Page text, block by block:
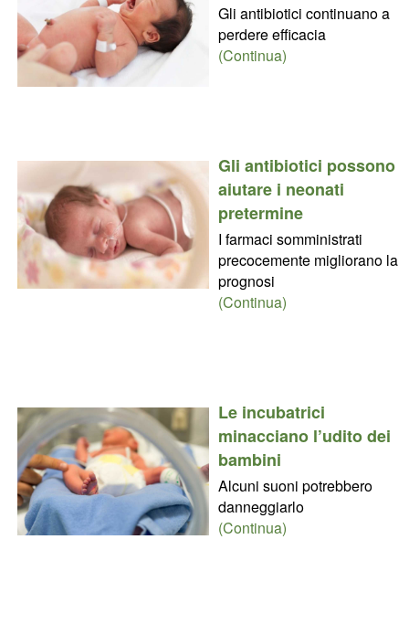
Gli antibiotici continuano a
perdere efficacia
(Continua)
Gli antibiotici possono
aiutare i neonati
pretermine
I farmaci somministrati
precocemente migliorano la
prognosi
(Continua)
Le incubatrici
minacciano l’udito dei
bambini
Alcuni suoni potrebbero
danneggiarlo
(Continua)